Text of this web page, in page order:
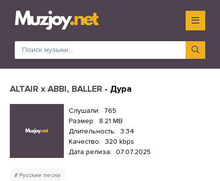
ALTAIR x ABBI, BALLER - Дура
Слушали:
765
Размер:
8.21 MB
Длительность: 3:34
Качество: 320 kbps
Дата релиза: 07.07.2025
Русские песни